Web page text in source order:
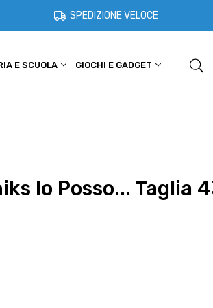
SPEDIZIONE VELOCE
E SCUOLA GIOCHI E GADGET
Io Posso... Taglia